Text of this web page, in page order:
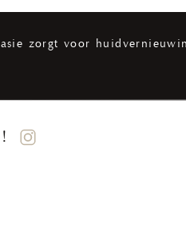
zorgt voor